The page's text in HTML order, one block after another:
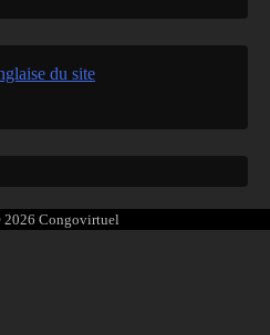
du site
Congovirtuel